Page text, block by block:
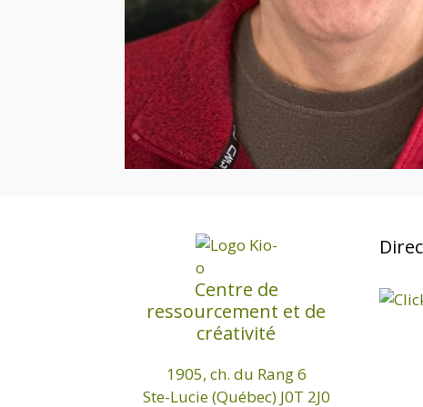
Centre de
ressourcement et de
créativité
1905, ch. du Rang 6
Ste-Lucie (Québec) J0T 2J0